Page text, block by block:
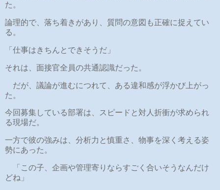
た。
論理的で、落ち着きがあり、質問の意図も正確に捉えてい
る。
「仕事はきちんとできそうだ」
それは、面接官全員の共通認識だった。
だが、議論が進むにつれて、ある違和感が浮かび上がっ
た。
今回募集している部署は、スピードと対人折衝が求められ
る現場だ。
一方で彼の強みは、分析力と慎重さ、物事を深く考える姿
勢にあった。
「この子、企画や管理寄りならすごく合いそうなんだけ
どね」